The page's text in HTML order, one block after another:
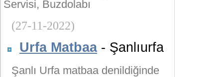
Servisi, Buzdolabı
(27-11-2022)
Urfa Matbaa- Şanlıurfa
Şanlı Urfa matbaa denildiğinde